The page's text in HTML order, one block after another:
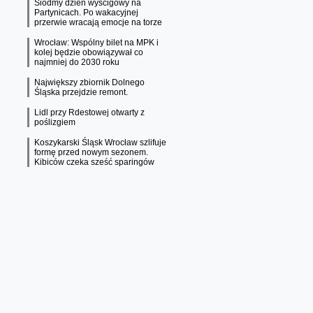
Siódmy dzień wyścigowy na
Partynicach. Po wakacyjnej
przerwie wracają emocje na torze
Wrocław: Wspólny bilet na MPK i
kolej będzie obowiązywał co
najmniej do 2030 roku
Największy zbiornik Dolnego
Śląska przejdzie remont.
Lidl przy Rdestowej otwarty z
poślizgiem
Koszykarski Śląsk Wrocław szlifuje
formę przed nowym sezonem.
Kibiców czeka sześć sparingów